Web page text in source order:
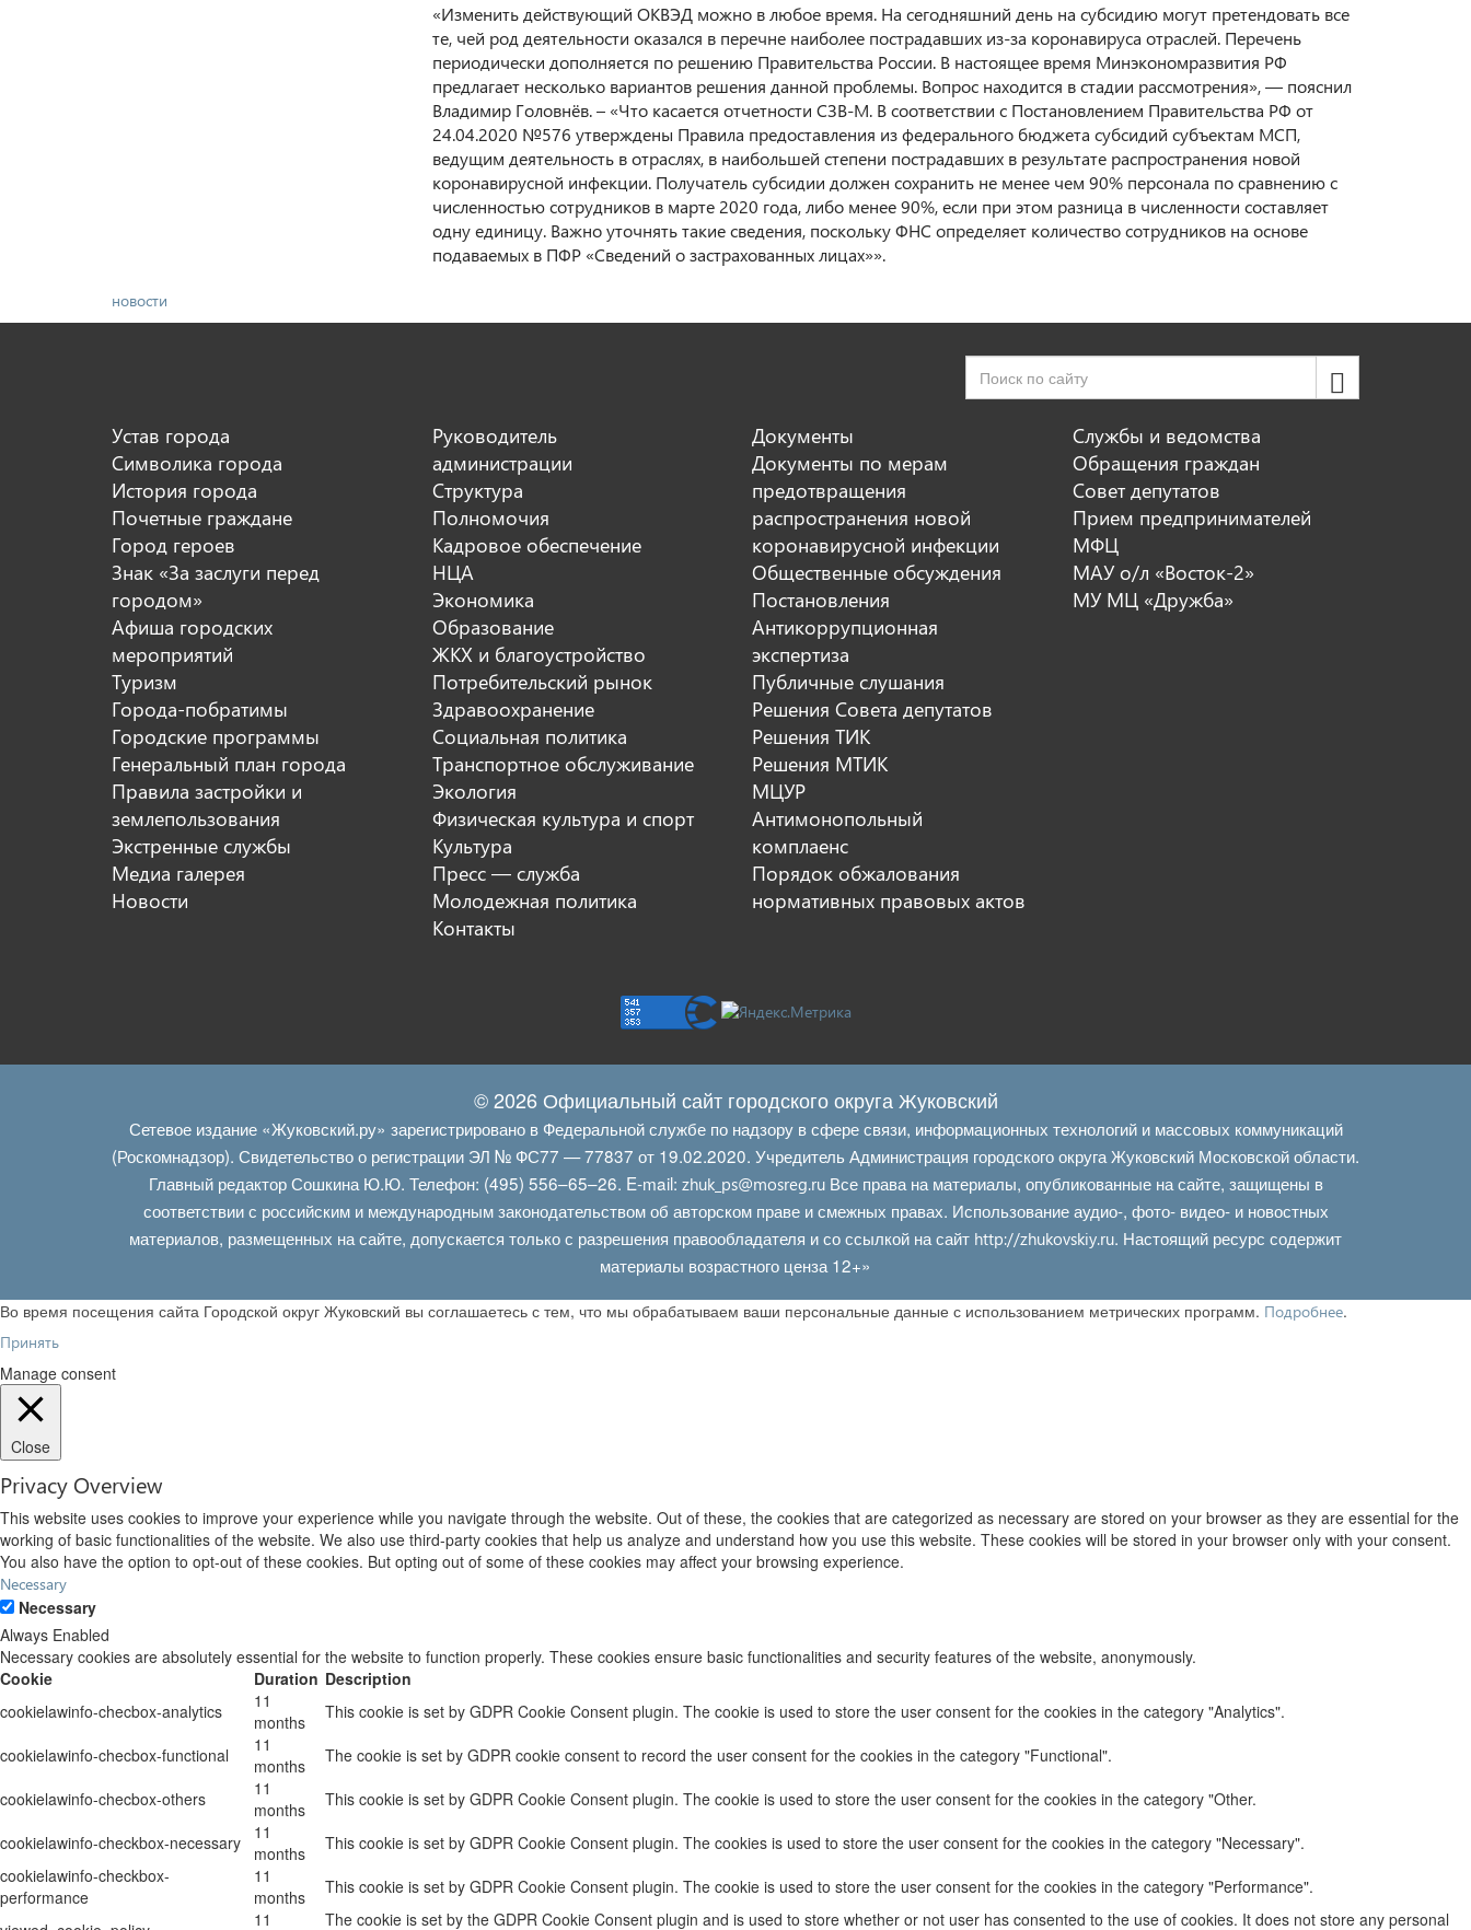
«Изменить действующий ОКВЭД можно в любое время. На сегодняшний день на субсидию могут претендовать все
те, чей род деятельности оказался в перечне наиболее пострадавших из-за коронавируса отраслей. Перечень
периодически дополняется по решению Правительства России. В настоящее время Минэкономразвития РФ
предлагает несколько вариантов решения данной проблемы. Вопрос находится в стадии рассмотрения», — пояснил
Владимир Головнёв. – «Что касается отчетности СЗВ-М. В соответствии с Постановлением Правительства РФ от
24.04.2020 №576 утверждены Правила предоставления из федерального бюджета субсидий субъектам МСП,
ведущим деятельность в отраслях, в наибольшей степени пострадавших в результате распространения новой
коронавирусной инфекции. Получатель субсидии должен сохранить не менее чем 90% персонала по сравнению с
численностью сотрудников в марте 2020 года, либо менее 90%, если при этом разница в численности составляет
одну единицу. Важно уточнять такие сведения, поскольку ФНС определяет количество сотрудников на основе
подаваемых в ПФР «Сведений о застрахованных лицах»».
новости
Устав города
Символика города
История города
Почетные граждане
Город героев
Знак «За заслуги перед
городом»
Афиша городских
мероприятий
Туризм
Города-побратимы
Городские программы
Генеральный план города
Правила застройки и
землепользования
Экстренные службы
Медиа галерея
Новости
Руководитель
администрации
Структура
Полномочия
Кадровое обеспечение
НЦА
Экономика
Образование
ЖКХ и благоустройство
Потребительский рынок
Здравоохранение
Социальная политика
Транспортное обслуживание
Экология
Физическая культура и спорт
Культура
Пресс — служба
Молодежная политика
Контакты
Документы
Документы по мерам
предотвращения
распространения новой
коронавирусной инфекции
Общественные обсуждения
Постановления
Антикоррупционная
экспертиза
Публичные слушания
Решения Совета депутатов
Решения ТИК
Решения МТИК
МЦУР
Антимонопольный
комплаенс
Порядок обжалования
нормативных правовых актов
Службы и ведомства
Обращения граждан
Совет депутатов
Прием предпринимателей
МФЦ
МАУ о/л «Восток-2»
МУ МЦ «Дружба»
© 2026 Официальный сайт городского округа Жуковский
Сетевое издание «Жуковский.ру» зарегистрировано в Федеральной службе по надзору в сфере связи, информационных технологий и массовых коммуникаций
(Роскомнадзор). Свидетельство о регистрации ЭЛ № ФС77 — 77837 от 19.02.2020. Учредитель Администрация городского округа Жуковский Московской области.
Главный редактор Сошкина Ю.Ю. Телефон: (495) 556–65–26. E‑mail: zhuk_ps@mosreg.ruВсе права на материалы, опубликованные на сайте, защищены в
соответствии с российским и международным законодательством об авторском праве и смежных правах. Использование аудио-, фото- видео- и новостных
материалов, размещенных на сайте, допускается только с разрешения правообладателя и со ссылкой на сайт http://zhukovskiy.ru. Настоящий ресурс содержит
материалы возрастного ценза 12+»
Во время посещения сайта Городской округ Жуковский вы соглашаетесь с тем, что мы обрабатываем ваши персональные данные с использованием метрических программ. Подробнее.
Принять
Manage consent
Close
Privacy Overview
This website uses cookies to improve your experience while you navigate through the website. Out of these, the cookies that are categorized as necessary are stored on your browser as they are essential for the
working of basic functionalities of the website. We also use third-party cookies that help us analyze and understand how you use this website. These cookies will be stored in your browser only with your consent.
You also have the option to opt-out of these cookies. But opting out of some of these cookies may affect your browsing experience.
Necessary
Necessary
Always Enabled
Necessary cookies are absolutely essential for the website to function properly. These cookies ensure basic functionalities and security features of the website, anonymously.
Cookie
Duration Description
cookielawinfo-checbox-analytics
11
months
This cookie is set by GDPR Cookie Consent plugin. The cookie is used to store the user consent for the cookies in the category "Analytics".
cookielawinfo-checbox-functional
11
months
The cookie is set by GDPR cookie consent to record the user consent for the cookies in the category "Functional".
cookielawinfo-checbox-others
11
months
This cookie is set by GDPR Cookie Consent plugin. The cookie is used to store the user consent for the cookies in the category "Other.
cookielawinfo-checkbox-necessary
11
months
This cookie is set by GDPR Cookie Consent plugin. The cookies is used to store the user consent for the cookies in the category "Necessary".
cookielawinfo-checkbox-
performance
11
months
This cookie is set by GDPR Cookie Consent plugin. The cookie is used to store the user consent for the cookies in the category "Performance".
11
The cookie is set by the GDPR Cookie Consent plugin and is used to store whether or not user has consented to the use of cookies. It does not store any personal